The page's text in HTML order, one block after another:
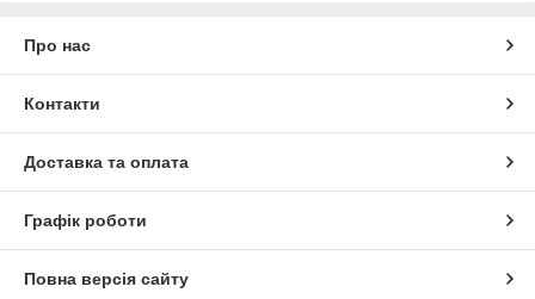
Про нас
Контакти
Доставка та оплата
Графік роботи
Повна версія сайту